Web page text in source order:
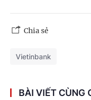
Chia sẻ
Vietinbank
BÀI VIẾT CÙNG